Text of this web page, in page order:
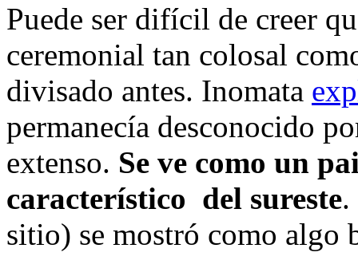
Puede ser difícil de creer
ceremonial tan colosal
divisado antes. Inomata
permanecía desconocido
extenso. Se ve como un
característico del sureste.
sitio) se mostró como algo